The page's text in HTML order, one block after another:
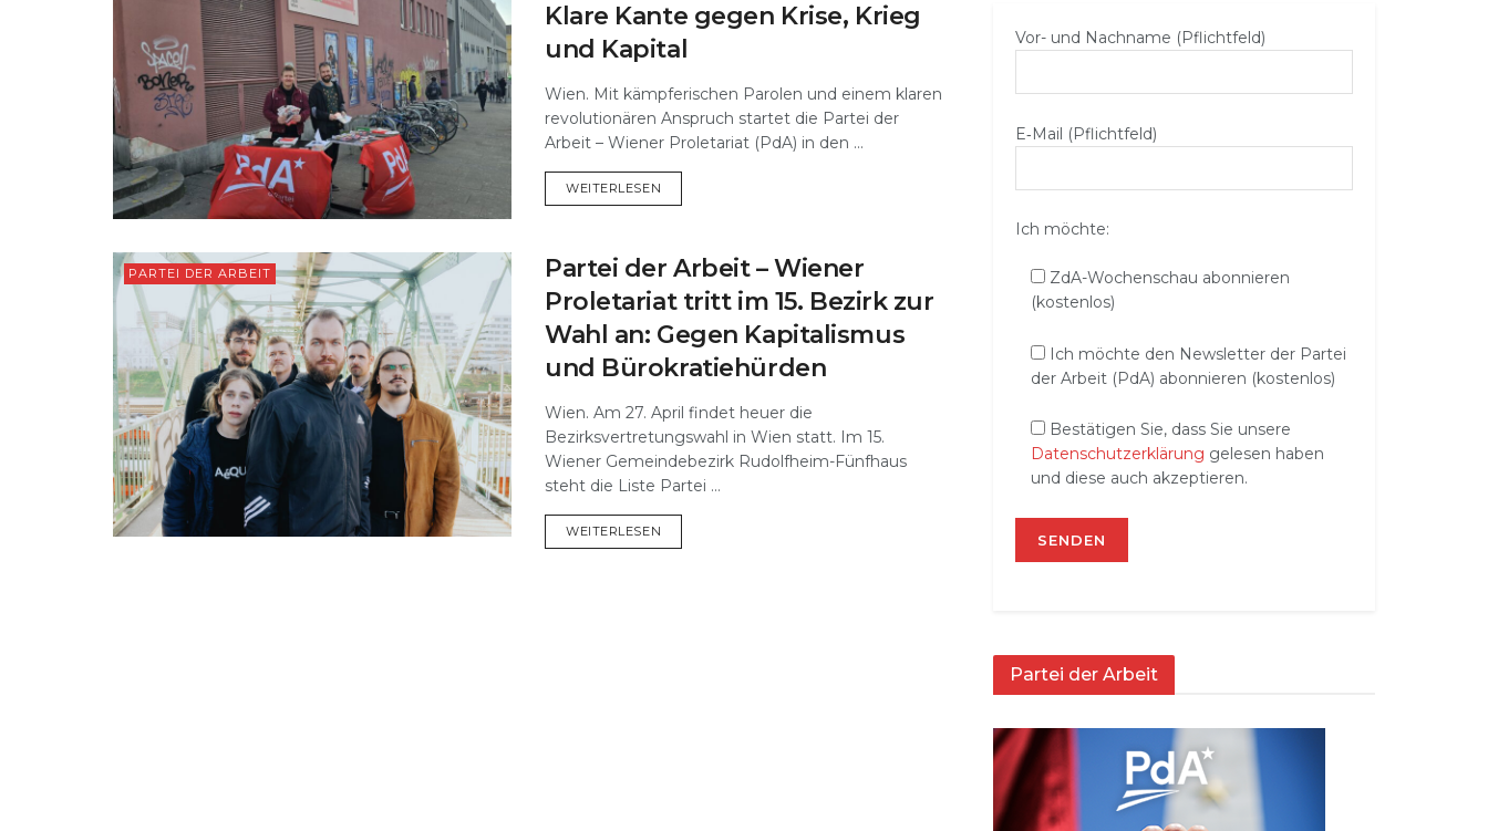
Klare Kante gegen Krise, Krieg
und Kapital
Wien. Mit kämpferischen Parolen und einem klaren
revolutionären Anspruch startet die Partei der
Arbeit – Wiener Proletariat (PdA) in den ...
WEITERLESEN
PARTEI DER ARBEIT
Partei der Arbeit – Wiener
Proletariat tritt im 15. Bezirk zur
Wahl an: Gegen Kapitalismus
und Bürokratiehürden
Wien. Am 27. April findet heuer die
Bezirksvertretungswahl in Wien statt. Im 15.
Wiener Gemeindebezirk Rudolfheim-Fünfhaus
steht die Liste Partei ...
WEITERLESEN
Vor- und Nachname (Pflichtfeld)
E‑Mail (Pflichtfeld)
Ich möchte:
ZdA-Wochenschau abonnieren
(kostenlos)
Ich möchte den Newsletter der Partei
der Arbeit (PdA) abonnieren (kostenlos)
Bestätigen Sie, dass Sie unsere
Datenschutzerklärung gelesen haben
und diese auch akzeptieren.
Partei der Arbeit